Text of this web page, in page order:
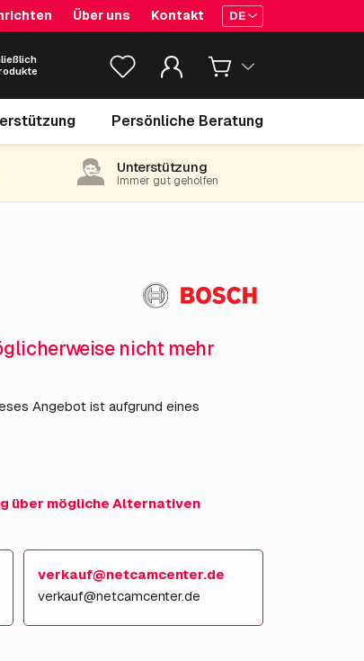
Über uns Kontakt DE
Persönliche Beratung
5,049.00 €
Unterstützung
Immer gut geholfen
nicht mehr
Angebot ist aufgrund eines
über mögliche Alternativen
verkauf@netcamcenter.de
verkauf@netcamcenter.de